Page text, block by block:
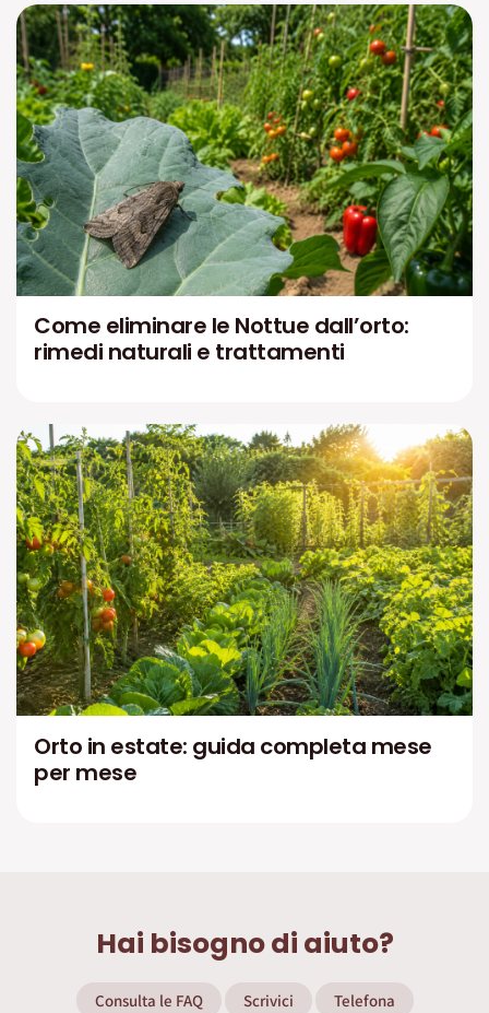
Come eliminare le Nottue dall’orto:
rimedi naturali e trattamenti
Orto in estate: guida completa mese
per mese
Hai bisogno di aiuto?
Consulta le FAQ Scrivici Telefona